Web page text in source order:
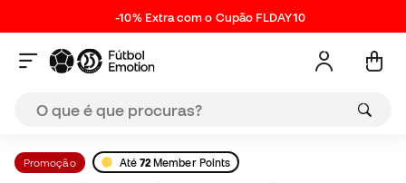
-10% Extra com o Cupão FLDAY10
Promoção Até 72 Member Points